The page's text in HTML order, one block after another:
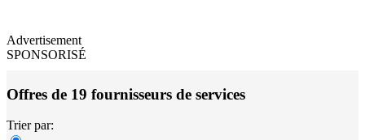
Advertisement
SPONSORISÉ
Offres de 19 fournisseurs de services
Trier par: